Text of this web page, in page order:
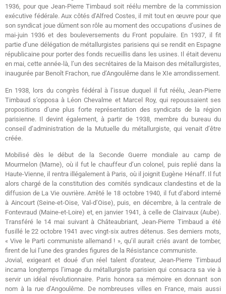
1936, pour que Jean-Pierre Timbaud soit réélu membre de la commission
exécutive fédérale. Aux côtés d’Alfred Costes, il mit tout en œuvre pour que
son syndicat joue dûment son rôle au moment des occupations d’usines de
mai-juin 1936 et des bouleversements du Front populaire. En 1937, il fit
partie d’une délégation de métallurgistes parisiens qui se rendit en Espagne
républicaine pour porter des fonds recueillis dans les usines. Il était devenu
en mai, cette année-là, l’un des secrétaires de la Maison des métallurgistes,
inaugurée par Benoît Frachon, rue d’Angoulême dans le XIe arrondissement.
En 1938, lors du congrès fédéral à l’issue duquel il fut réélu, Jean-Pierre
Timbaud s’opposa à Léon Chevalme et Marcel Roy, qui repoussaient ses
propositions d’une plus forte représentation des syndicats de la région
parisienne. Il devint également, à partir de 1938, membre du bureau du
conseil d’administration de la Mutuelle du métallurgiste, qui venait d’être
créée.
Mobilisé dès le début de la Seconde Guerre mondiale au camp de
Mourmelon (Marne), où il fut le chauffeur d’un colonel, puis replié dans la
Haute-Vienne, il rentra illégalement à Paris, où il joignit Eugène Hénaff. Il fut
alors chargé de la constitution des comités syndicaux clandestins et de la
diffusion de La Vie ouvrière. Arrêté le 18 octobre 1940, il fut d’abord interné
à Aincourt (Seine-et-Oise, Val-d’Oise), puis, en décembre, à la centrale de
Fontevraud (Maine-et-Loire) et, en janvier 1941, à celle de Clairvaux (Aube).
Transféré le 14 mai suivant à Châteaubriant, Jean-Pierre Timbaud a été
fusillé le 22 octobre 1941 avec vingt-six autres détenus. Ses derniers mots,
« Vive le Parti communiste allemand ! », qu’il aurait criés avant de tomber,
firent de lui l’une des grandes figures de la Résistance communiste.
Jovial, exigeant et doué d’un réel talent d’orateur, Jean-Pierre Timbaud
incarna longtemps l’image du métallurgiste parisien qui consacra sa vie à
servir un idéal révolutionnaire. Paris honora sa mémoire en donnant son
nom à la rue d’Angoulême. De nombreuses villes en France, mais aussi